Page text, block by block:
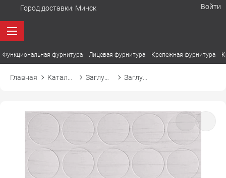
Город доставки: Минск Войти
Функциональная фурнитура Лицевая фурнитура Крепежная фурнитура
Главная